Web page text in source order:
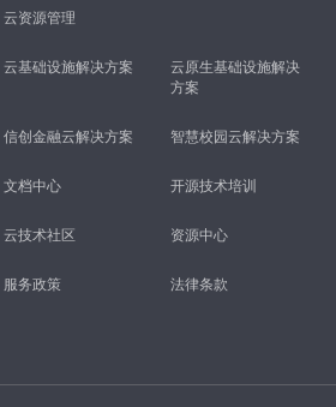
云资源管理
云基础设施解决方案
云原生基础设施解决
方案
信创金融云解决方案 智慧校园云解决方案
文档中心 开源技术培训
云技术社区 资源中心
服务政策 法律条款